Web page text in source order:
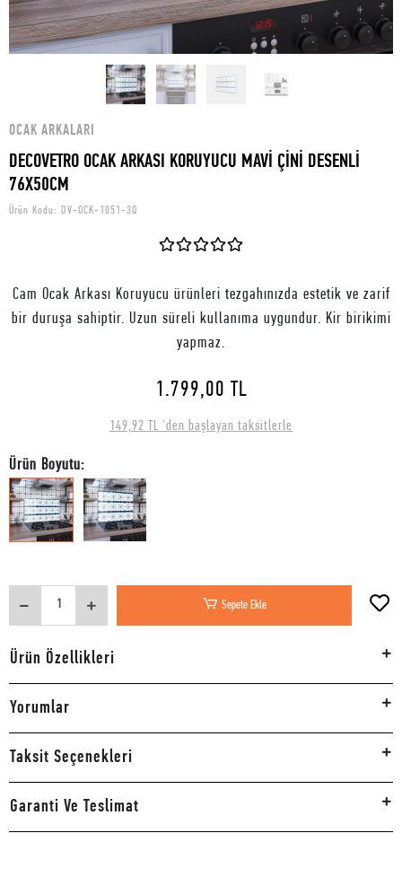
OCAK ARKALARI
DECOVETRO OCAK ARKASI KORUYUCU MAVİ ÇİNİ DESENLİ
76X50CM
Ürün Kodu: DV-OCK-1051-3Q
Cam Ocak Arkası Koruyucu ürünleri tezgahınızda estetik ve zarif
bir duruşa sahiptir. Uzun süreli kullanıma uygundur. Kir birikimi
yapmaz.
1.799,00 TL
149,92 TL 'den başlayan taksitlerle
Ürün Boyutu:
Sepete Ekle
Ürün Özellikleri
Yorumlar
Taksit Seçenekleri
Garanti Ve Teslimat